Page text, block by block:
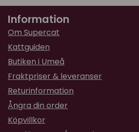
Har gått så kort tid för att ge
men det luktade gott och
och än så länge har ingen klöst
Information
Om Supercat
Kattguiden
Butiken i Umeå
Fraktpriser & leveranser
Returinformation
Ångra din order
Köpvillkor